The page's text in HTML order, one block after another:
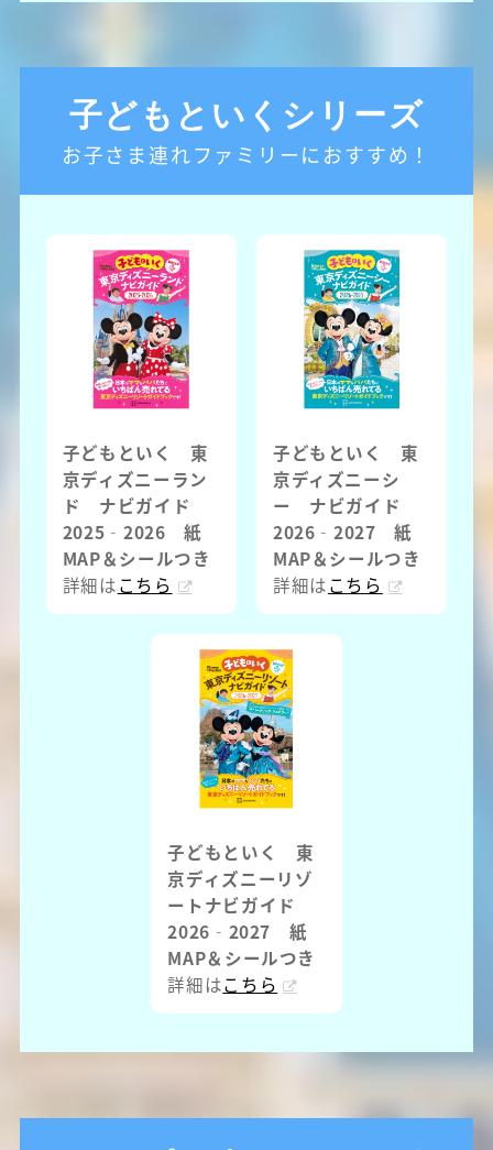
子どもといくシリーズ
お子さま連れファミリーにおすすめ！
子どもといく 東
京ディズニーラン
ド ナビガイド
2025‐2026 紙
MAP＆シールつき
詳細はこちら
子どもといく 東
京ディズニーシ
ー ナビガイド
2026‐2027 紙
MAP＆シールつき
詳細はこちら
子どもといく 東
京ディズニーリゾ
ートナビガイド
2026‐2027 紙
MAP＆シールつき
詳細はこちら